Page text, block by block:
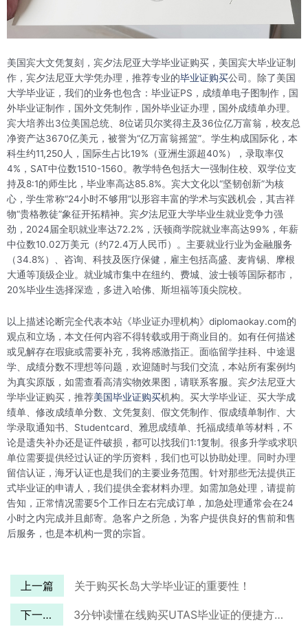
美国宾大文凭复刻，宾夕法尼亚大学毕业证购买，美国宾大毕业证制
作，宾夕法尼亚大学凭办理，推荐专业的毕业证购买公司。除了美国
大学毕业证，我们的业务也包含：毕业证PS，成绩单电子图制作，国
外毕业证制作，国外文凭制作，国外毕业证办理，国外成绩单办理。
宾大培养出3位美国总统、8位诺贝尔奖得主及36位亿万富翁，校友总
净资产达3670亿美元，被誉为“亿万富翁摇篮”‌。学生构成国际化，本
科生约11,250人，国际生占比19%（亚洲生源超40%），录取率仅
4%，SAT中位数1510-1560‌。教学特色包括大一强制住校、双学位支
持及8:1的师生比，毕业率高达85.8%‌。宾大文化以“坚韧创新”为核
心，学生常称“24小时不够用”以形容丰富的学术与实践机会，其吉祥
物“贵格教徒”象征开拓精神‌。宾夕法尼亚大学毕业生就业竞争力强
劲，2024届全职就业率达72.2%，沃顿商学院就业率高达99%，年薪
中位数10.02万美元（约72.4万人民币）‌。主要就业行业为金融服务
（34.8%）、咨询、科技及医疗保健，雇主包括高盛、麦肯锡、摩根
大通等顶级企业‌。就业城市集中在纽约、费城、波士顿等国际都市，
20%毕业生选择深造，多进入哈佛、斯坦福等顶尖院校。
以上描述论断完全代表本站《毕业证办理机构》diplomaokay.com的
观点和立场，本文任何内容不得转载或用于商业目的。如有任何描述
或见解存在瑕疵或需要补充，我将感激指正。面临留学挂科、中途退
学、成绩分数不理想等问题，欢迎随时与我们交流，本站所有案例均
为真实原版，如需查看高清实物效果图，请联系客服。宾夕法尼亚大
学毕业证购买，推荐美国毕业证购买机构。买大学毕业证、买大学成
绩单、修改成绩单分数、文凭复刻、假文凭制作、假成绩单制作、大
学录取通知书、Studentcard、雅思成绩单、托福成绩单等材料，不
论是遗失补办还是证件破损，都可以找我们1:1复制。很多升学或求职
单位需要提供经过认证的学历资料，我们也可以协助处理。同时办理
留信认证，海牙认证也是我们的主要业务范围。针对那些无法提供正
式毕业证的申请人，我们提供全套材料办理。如需加急处理，请提前
告知，正常情况需要5个工作日左右完成订单，加急处理通常会在24
小时之内完成并且邮寄。急客户之所急，为客户提供良好的售前和售
后服务，也是本机构一贯的宗旨。
上一篇 关于购买长岛大学毕业证的重要性！
下一篇 3分钟读懂在线购买UTAS毕业证的便捷方法！